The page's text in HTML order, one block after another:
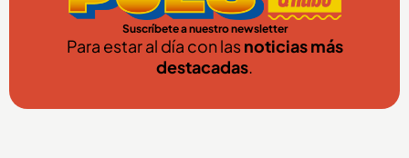
Suscríbete a nuestro newsletter
Para estar al día con lasnoticias más
destacadas.